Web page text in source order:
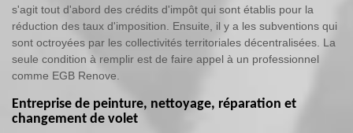
s'agit tout d'abord des crédits d'impôt qui sont établis pour la
réduction des taux d'imposition. Ensuite, il y a les subventions qui
sont octroyées par les collectivités territoriales décentralisées. La
seule condition à remplir est de faire appel à un professionnel
comme EGB Renove.
Entreprise de peinture, nettoyage, réparation et
changement de volet